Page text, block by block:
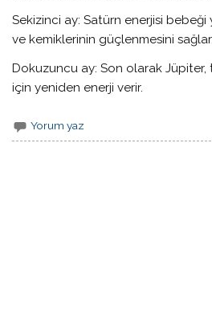
Sekizinci ay: Satürn enerjisi
ve kemiklerinin güçlenmesini sağlar.
Dokuzuncu ay: Son olarak Jüpiter,
için yeniden enerji verir.
Yorum yaz